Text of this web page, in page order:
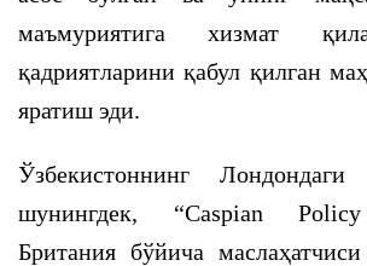
маъмуриятига хизмат
қадриятларини қабул қилган
яратиш эди.
Ўзбекистоннинг Лондондаги
шунингдек, “Caspian
Британия бўйича